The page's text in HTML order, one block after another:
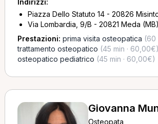
Indirizzi:
Piazza Dello Statuto 14 - 20826
Via Lombardia, 9/B - 20821 Meda (MB)
Prestazioni: prima visita osteopatica (60
trattamento osteopatico (45 min · 60,00€)
osteopatico pediatrico (45 min · 60,00€)
Giovanna
Osteopata